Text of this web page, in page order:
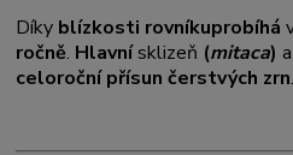
Díky blízkosti rovníkuprobíhá
ročně. Hlavnísklizeň (mitaca)
celoroční přísun čerstvých zrn.